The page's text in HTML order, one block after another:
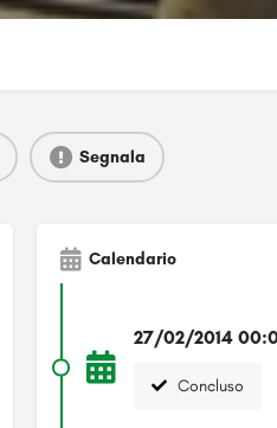
Segnala
Calendario
27/02/2014
Concluso